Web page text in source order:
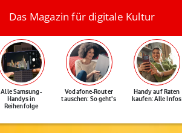
Das Magazin für digitale Kultur
Alle Samsung-
Handys in
Reihenfolge
Vodafone-Router
tauschen: So geht's
Handy auf Raten
kaufen: Alle Infos